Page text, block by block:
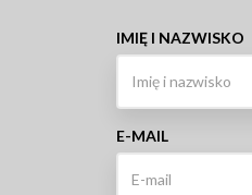
IMIĘ I NAZWISKO
E-MAIL